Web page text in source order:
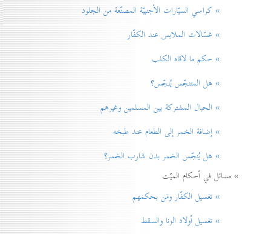
» كراسي السيّارات الأجنبيّة المصنّعة من الجلود
» غسّالات الملابس عند الكفّار
» حكم ما لاقاه الكلب
» هل المتنجّس يُنجّس؟
» الحبال المشتركة بين المسلمين وغيرهم
» إضافة الخمر إلی الطعام عند طبخه
» هل يُنجّس الخمر بدن شارب الخمر؟
» مسائل في أحكام الميّت
» تغسيل الكفّار ومَن بحكمهم
» تغسيل أولاد الزنا والسقط